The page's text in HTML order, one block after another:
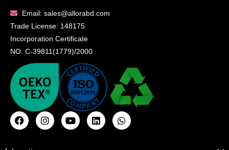
Email: sales@allorabd.com
Trade License: 148175
Incorporation Certificate
NO: C-39811(1779)/2000